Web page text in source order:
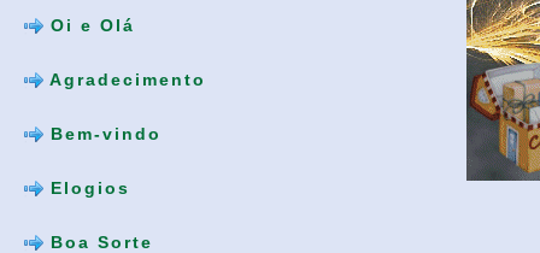
Oi e Olá
Agradecimento
Bem-vindo
Elogios
Boa Sorte